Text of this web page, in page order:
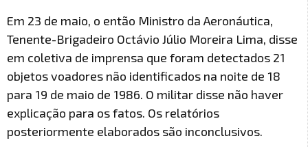
Em 23 de maio, o então Ministro da Aeronáutica,
Tenente-Brigadeiro Octávio Júlio Moreira Lima, disse
em coletiva de imprensa que foram detectados 21
objetos voadores não identificados na noite de 18
para 19 de maio de 1986. O militar disse não haver
explicação para os fatos. Os relatórios
posteriormente elaborados são inconclusivos.